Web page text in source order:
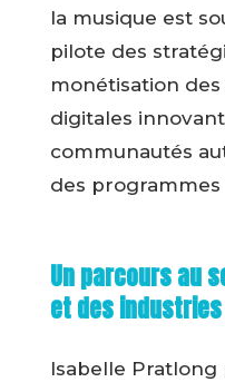
la musique est
pilote des
monétisation
digitales
communautés
des programmes
Un parcours au
et des
Isabelle Pratlong